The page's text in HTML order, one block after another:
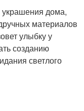
украшения дома,
материалов
улыбку у
созданию
светлого